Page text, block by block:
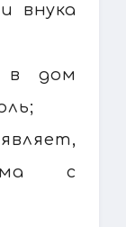
внука
в дом
с